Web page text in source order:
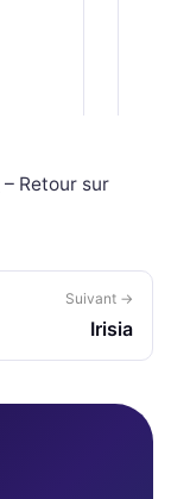
– Retour sur
Suivant →
Irisia